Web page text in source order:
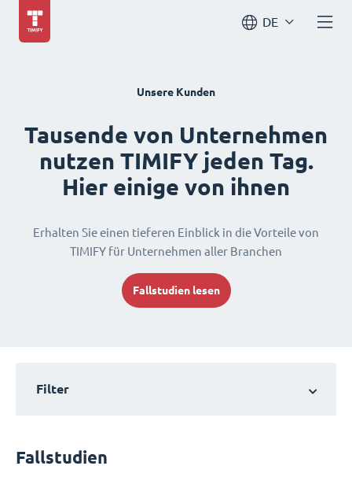
DE
Unsere Kunden
Tausende von Unternehmen
nutzen TIMIFY jeden Tag.
Hier einige von ihnen
Erhalten Sie einen tieferen Einblick in die Vorteile von
TIMIFY für Unternehmen aller Branchen
Fallstudien lesen
Filter
Fallstudien